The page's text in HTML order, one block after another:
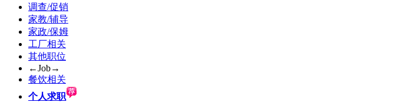
调查/促销
家教/辅导
家政/保姆
工厂相关
其他职位
←Job→
餐饮相关
个人求职